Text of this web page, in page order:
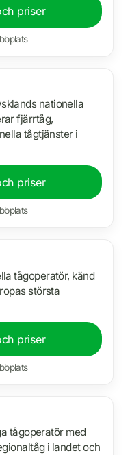
priser
nationella
fjärrtåg,
tågtjänster i
priser
tågoperatör, känd
största
priser
tågoperatör med
i landet och